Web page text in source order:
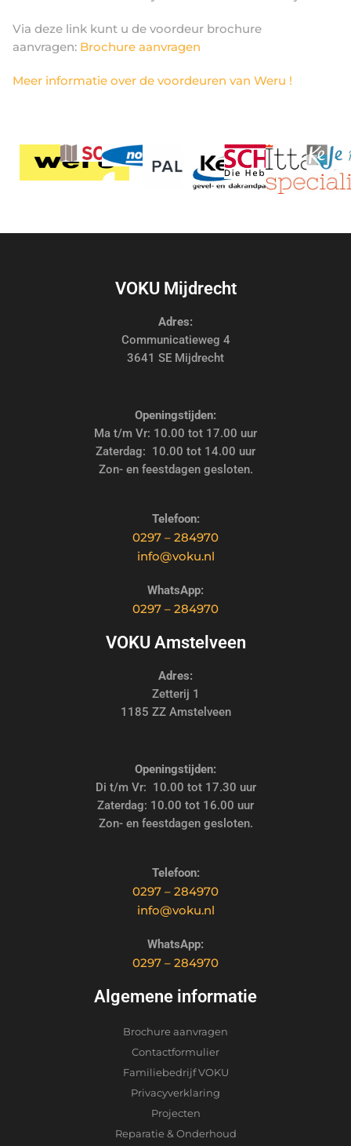
Via deze link kunt u de voordeur brochure
aanvragen: Brochure aanvragen
Meer informatie over de voordeuren van Weru !
VOKU Mijdrecht
Adres:
Communicatieweg 4
3641 SE Mijdrecht
Openingstijden:
Ma t/m Vr: 10.00 tot 17.00 uur
Zaterdag: 10.00 tot 14.00 uur
Zon- en feestdagen gesloten.
Telefoon:
0297 – 284970
info@voku.nl
WhatsApp:
0297 – 284970
VOKU Amstelveen
Adres:
Zetterij 1
1185 ZZ Amstelveen
Openingstijden:
Di t/m Vr: 10.00 tot 17.30 uur
Zaterdag: 10.00 tot 16.00 uur
Zon- en feestdagen gesloten.
Telefoon:
0297 – 284970
info@voku.nl
WhatsApp:
0297 – 284970
Algemene informatie
Brochure aanvragen
Contactformulier
Familiebedrijf VOKU
Privacyverklaring
Projecten
Reparatie & Onderhoud